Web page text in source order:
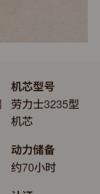
机芯型号
劳力士3235型
机芯
动力储备
约70小时